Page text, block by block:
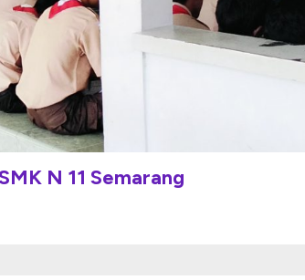
N 11 Semarang